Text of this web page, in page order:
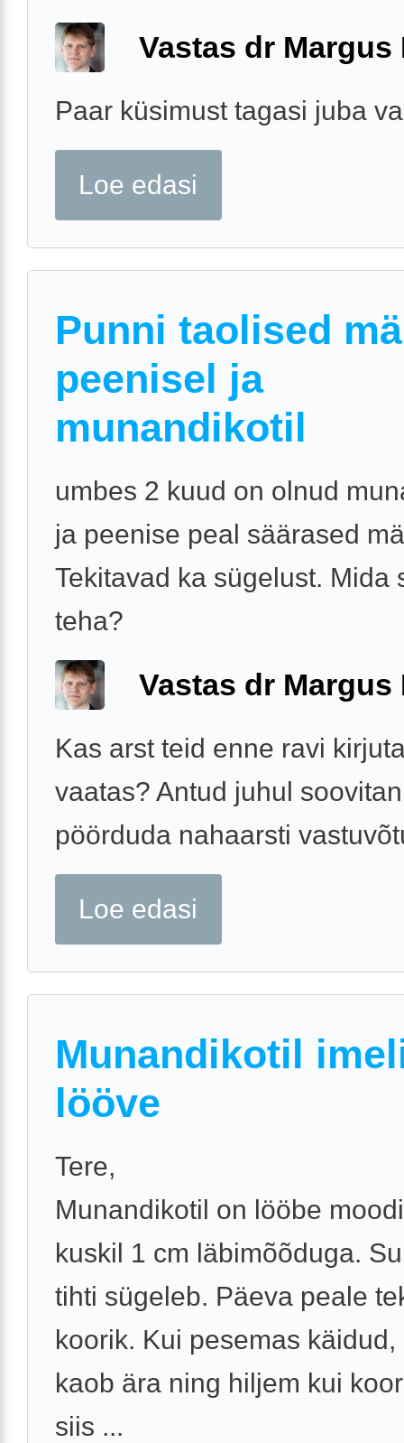
Vastas dr Margus
Paar küsimust tagasi juba
Loe edasi
Punni taolised
peenisel ja
munandikotil
umbes 2 kuud on olnud
ja peenise peal säärased
Tekitavad ka sügelust. Mida
teha?
Vastas dr Margus
Kas arst teid enne ravi
vaatas? Antud juhul soovitan
pöörduda nahaarsti
Loe edasi
Munandikotil
lööve
Tere,
Munandikotil on lööbe
kuskil 1 cm läbimõõduga.
tihti sügeleb. Päeva peale
koorik. Kui pesemas
kaob ära ning hiljem kui
siis ...